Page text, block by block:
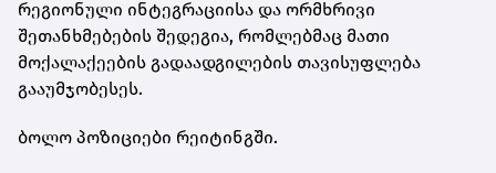
რეგიონული ინტეგრაციისა და ორმხრივი
შეთანხმებების შედეგია, რომლებმაც მათი
მოქალაქეების გადაადგილების თავისუფლება
გააუმჯობესეს.
ბოლო პოზიციები რეიტინგში.